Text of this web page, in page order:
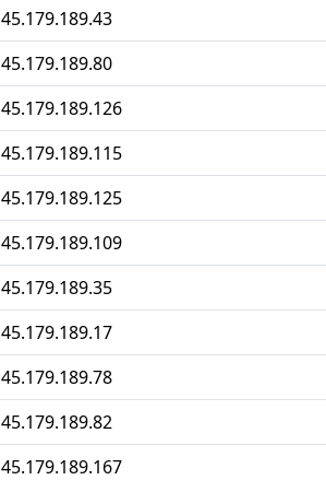
45.179.189.43
45.179.189.80
45.179.189.126
45.179.189.115
45.179.189.125
45.179.189.109
45.179.189.35
45.179.189.17
45.179.189.78
45.179.189.82
45.179.189.167